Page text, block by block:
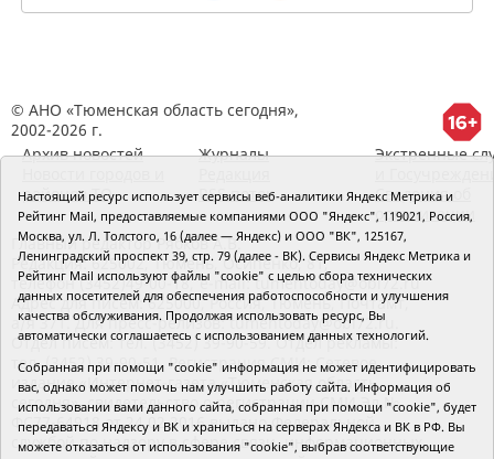
© АНО «Тюменская область сегодня»,
2002-2026 г.
Архив новостей
районов ТО
Журналы
RSS поток
Экстренные
Сведения об
организации
Главный редактор Рябков А.В.
Редакция: 625002, Тюмень, Осипенко, 81,
телефон (3452)49-00-18, e-mail: tumentoday@obl72.ru
Адрес для писем: 625000, Россия, Тюмень, Почтамт,
а/я 371. Для пресс-релизов: tumentoday@obl72.ru.
Отдел писем: тел. (3452) 39-90-59. Отдел рекламы:
тел. (3452) 39-90-51. Регистрация СМИ: Сетевое
издание «Интернет-газета «Тюменская область
сегодня», свидетельство о регистрации СМИ Эл №
ФС77-64918 от 24.02.2016 выдано Федеральной
службой по надзору в сфере связи, информационных
Настоящий ресурс использует сервисы веб-аналитики Яндекс Метрика и
Рейтинг Mail, предоставляемые компаниями ООО "Яндекс", 119021, Россия,
Москва, ул. Л. Толстого, 16 (далее — Яндекс) и ООО "ВК", 125167,
Ленинградский проспект 39, стр. 79 (далее - ВК). Сервисы Яндекс Метрика и
Рейтинг Mail используют файлы "cookie" с целью сбора технических
данных посетителей для обеспечения работоспособности и улучшения
качества обслуживания. Продолжая использовать ресурс, Вы
автоматически соглашаетесь с использованием данных технологий.
Собранная при помощи "cookie" информация не может идентифицировать
вас, однако может помочь нам улучшить работу сайта. Информация об
использовании вами данного сайта, собранная при помощи "cookie", будет
передаваться Яндексу и ВК и храниться на серверах Яндекса и ВК в РФ. Вы
можете отказаться от использования "cookie", выбрав соответствующие